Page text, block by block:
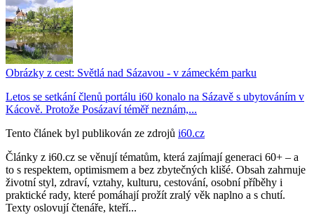
Obrázky z cest: Světlá nad Sázavou - v zámeckém parku
Letos se setkání členů portálu i60 konalo na Sázavě s ubytováním v
Kácově. Protože Posázaví téměř neznám,...
Tento článek byl publikován ze zdrojů i60.cz
Články z i60.cz se věnují tématům, která zajímají generaci 60+ – a
to s respektem, optimismem a bez zbytečných klišé. Obsah zahrnuje
životní styl, zdraví, vztahy, kulturu, cestování, osobní příběhy i
praktické rady, které pomáhají prožít zralý věk naplno a s chutí.
Texty oslovují čtenáře, kteří...